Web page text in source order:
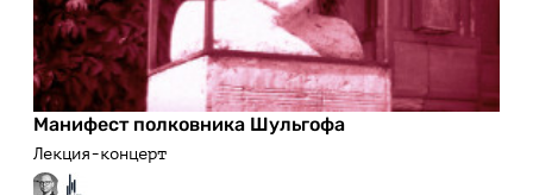
Манифест полковника Шульгофа
Лекция-концерт